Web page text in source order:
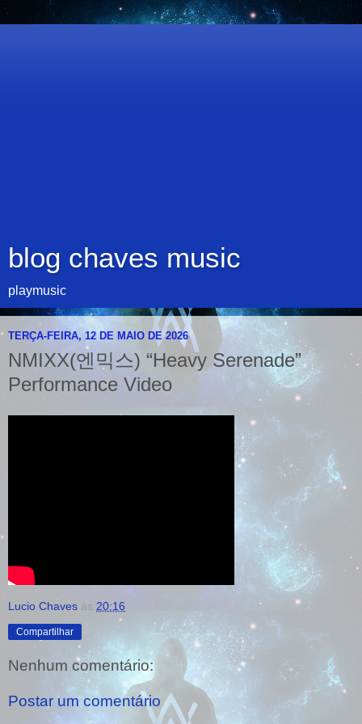
blog chaves music
playmusic
TERÇA-FEIRA, 12 DE MAIO DE 2026
NMIXX(엔믹스) “Heavy Serenade”
Performance Video
Lucio Chaves às 20:16
Compartilhar
Nenhum comentário:
Postar um comentário